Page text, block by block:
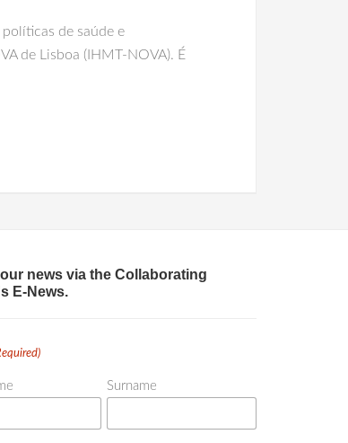
de saúde e
de Lisboa (IHMT-NOVA). É
news via the Collaborating
E-News.
Surname